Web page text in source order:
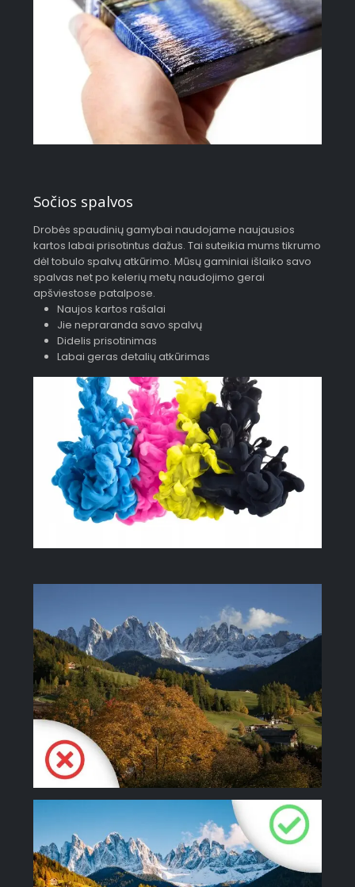
Sočios spalvos
Drobės spaudinių gamybai naudojame naujausios
kartos labai prisotintus dažus. Tai suteikia mums tikrumo
dėl tobulo spalvų atkūrimo. Mūsų gaminiai išlaiko savo
spalvas net po kelerių metų naudojimo gerai
apšviestose patalpose.
Naujos kartos rašalai
Jie nepraranda savo spalvų
Didelis prisotinimas
Labai geras detalių atkūrimas